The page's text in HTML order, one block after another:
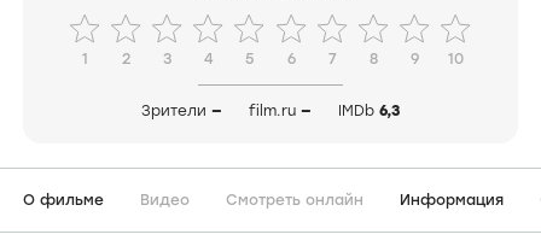
1 2 3 4 5 6 7 8 9 10
Зрители — film.ru — IMDb 6,3
О фильме Видео Смотреть онлайн Информация